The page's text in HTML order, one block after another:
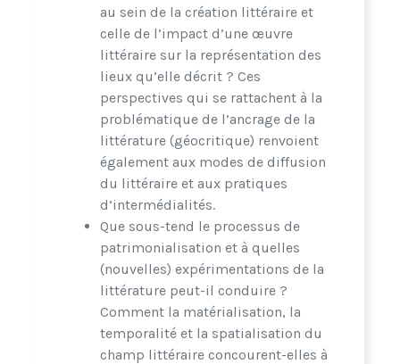
au sein de la création littéraire et
celle de l’impact d’une œuvre
littéraire sur la représentation des
lieux qu’elle décrit ? Ces
perspectives qui se rattachent à la
problématique de l’ancrage de la
littérature (géocritique) renvoient
également aux modes de diffusion
du littéraire et aux pratiques
d’intermédialités.
Que sous-tend le processus de
patrimonialisation et à quelles
(nouvelles) expérimentations de la
littérature peut-il conduire ?
Comment la matérialisation, la
temporalité et la spatialisation du
champ littéraire concourent-elles à